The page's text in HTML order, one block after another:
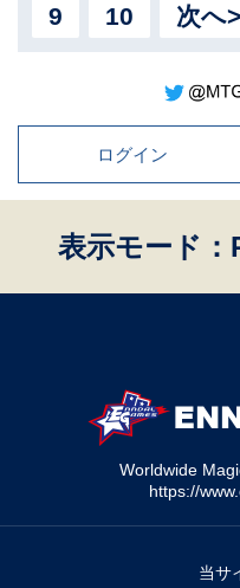
9
10 次へ
ログイン
表示モード：
Worldwide
https://
当サ